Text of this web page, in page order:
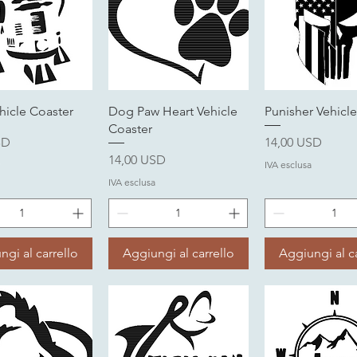
rapida
Coaster
al carrello
Vista rapida
Dog Paw Heart Vehicle
Coaster
Prezzo
14,00 USD
IVA esclusa
Aggiungi al carrello
Vista
Punisher
Prezzo
14,00 USD
IVA esclusa
Aggiungi al